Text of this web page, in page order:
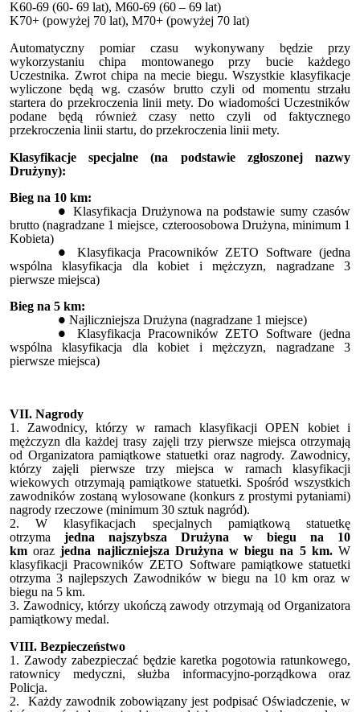
K60-69 (60- 69 lat), M60-69 (60 – 69 lat)
K70+ (powyżej 70 lat), M70+ (powyżej 70 lat)
Automatyczny pomiar czasu wykonywany będzie przy
wykorzystaniu chipa montowanego przy bucie każdego
Uczestnika. Zwrot chipa na mecie biegu. Wszystkie klasyfikacje
wyliczone będą wg. czasów brutto czyli od momentu strzału
startera do przekroczenia linii mety. Do wiadomości Uczestników
podane będą również czasy netto czyli od faktycznego
przekroczenia linii startu, do przekroczenia linii mety.
Klasyfikacje specjalne (na podstawie zgłoszonej nazwy
Drużyny):
Bieg na 10 km:
Klasyfikacja Drużynowa na podstawie sumy czasów
brutto (nagradzane 1 miejsce, czteroosobowa Drużyna, minimum 1
Kobieta)
Klasyfikacja Pracowników ZETO Software (jedna
wspólna klasyfikacja dla kobiet i mężczyzn, nagradzane 3
pierwsze miejsca)
Bieg na 5 km:
Najliczniejsza Drużyna (nagradzane 1 miejsce)
Klasyfikacja Pracowników ZETO Software (jedna
wspólna klasyfikacja dla kobiet i mężczyzn, nagradzane 3
pierwsze miejsca)
VII. Nagrody
1. Zawodnicy, którzy w ramach klasyfikacji OPEN kobiet i
mężczyzn dla każdej trasy zajęli trzy pierwsze miejsca otrzymają
od Organizatora pamiątkowe statuetki oraz nagrody. Zawodnicy,
którzy zajęli pierwsze trzy miejsca w ramach klasyfikacji
wiekowych otrzymają pamiątkowe statuetki. Spośród wszystkich
zawodników zostaną wylosowane (konkurs z prostymi pytaniami)
nagrody rzeczowe (minimum 30 sztuk nagród).
2. W klasyfikacjach specjalnych pamiątkową statuetkę
otrzymajedna najszybsza Drużyna w biegu na 10
km orazjedna najliczniejsza Drużyna w biegu na 5 km.W
klasyfikacji Pracowników ZETO Software pamiątkowe statuetki
otrzyma 3 najlepszych Zawodników w biegu na 10 km oraz w
biegu na 5 km.
3. Zawodnicy, którzy ukończą zawody otrzymają od Organizatora
pamiątkowy medal.
VIII. Bezpieczeństwo
1. Zawody zabezpieczać będzie karetka pogotowia ratunkowego,
ratownicy medyczni, służba informacyjno-porządkowa oraz
Policja.
2. Każdy zawodnik zobowiązany jest podpisać Oświadczenie, w